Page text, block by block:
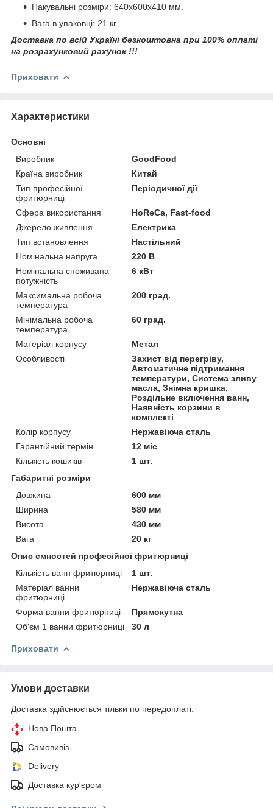
Пакувальні розміри: 640х600х410 мм.
Вага в упаковці: 21 кг.
Доставка по всій Україні безкоштовна при 100% оплаті
на розрахунковий рахунок !!!
Приховати
Характеристики
Основні
Виробник
GoodFood
Країна виробник
Китай
Тип професійної
фритюрниці
Періодичної дії
Сфера використання
HoReCa, Fast-food
Джерело живлення
Електрика
Тип встановлення
Настільний
Номінальна напруга
220 В
Номінальна споживана
потужність
6 кВт
Максимальна робоча
температура
200 град.
Мінімальна робоча
температура
60 град.
Матеріал корпусу
Метал
Особливості
Захист від перегріву,
Автоматичне підтримання
температури, Система зливу
масла, Знімна кришка,
Роздільне включення ванн,
Наявність корзини в
комплекті
Колір корпусу
Нержавіюча сталь
Гарантійний термін
12 міс
Кількість кошиків
1 шт.
Габаритні розміри
Довжина
600 мм
Ширина
580 мм
Висота
430 мм
Вага
20 кг
Опис ємностей професійної фритюрниці
Кількість ванн фритюрниці
1 шт.
Матеріал ванни
фритюрниці
Нержавіюча сталь
Форма ванни фритюрниці
Прямокутна
Об'єм 1 ванни фритюрниці
30 л
Приховати
Умови доставки
Доставка здійснюється тільки по передоплаті.
Нова Пошта
Самовивіз
Delivery
Доставка кур'єром